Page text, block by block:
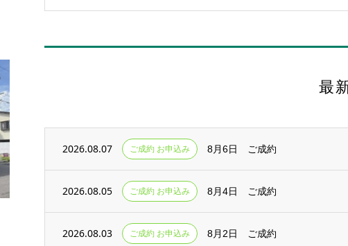
最
2026.08.07 ご成約 お申込み 8月6日 ご成約
2026.08.05 ご成約 お申込み 8月4日 ご成約
2026.08.03 ご成約 お申込み 8月2日 ご成約